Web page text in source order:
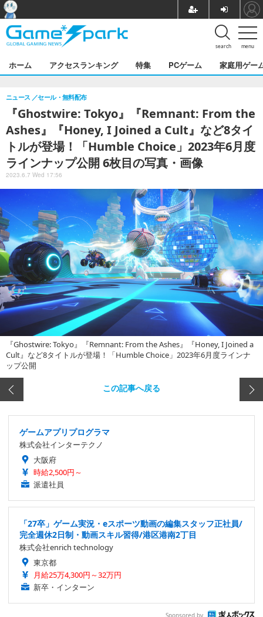
menu
search
ホーム アクセスランキング 特集 PCゲーム 家庭用ゲー
『Ghostwire: Tokyo』『Remnant: From the
Ashes』『Honey, I Joined a Cult』など8タイ
トルが登場！「Humble Choice」2023年6月度
ラインナップ公開 6枚目の写真・画像
ニュース セール・無料配布
2023.6.7 Wed 17:56
『Ghostwire: Tokyo』『Remnant: From the Ashes』『Honey, I Joined a
Cult』など8タイトルが登場！「Humble Choice」2023年6月度ラインナ
ップ公開
この記事へ戻る
ゲームアプリプログラマ
株式会社インターテクノ
大阪府
時給2,500円～
派遣社員
「27卒」ゲーム実況・eスポーツ動画の編集スタッフ正社員/
完全週休2日制・動画スキル習得/港区港南2丁目
株式会社enrich technology
東京都
月給25万4,300円～32万円
新卒・インターン
Sponsored by